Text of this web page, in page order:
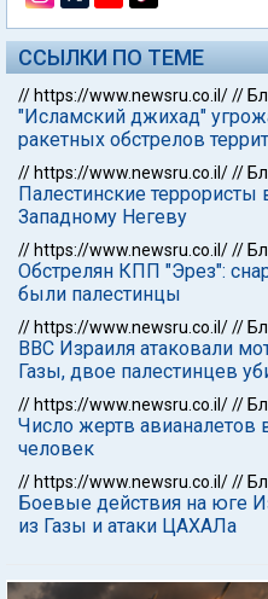
ССЫЛКИ ПО ТЕМЕ
// https://www.newsru.co.il///
"Исламский джихад"
ракетных обстрелов
// https://www.newsru.co.il///
Палестинские террористы
Западному Негеву
// https://www.newsru.co.il///
Обстрелян КПП "Эрез":
были палестинцы
// https://www.newsru.co.il///
ВВС Израиля атаковали
Газы, двое палестинцев
// https://www.newsru.co.il///
Число жертв авианалетов
человек
// https://www.newsru.co.il///
Боевые действия на юге
из Газы и атаки ЦАХАЛа